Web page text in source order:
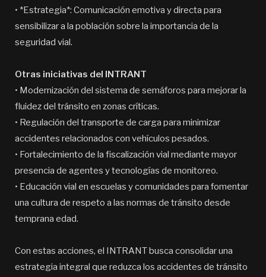
• *Estrategia*: Comunicación emotiva y directa para
sensibilizar a la población sobre la importancia de la
seguridad vial.
Otras iniciativas del INTRANT
• Modernización del sistema de semáforos para mejorar la
fluidez del tránsito en zonas críticas.
• Regulación del transporte de carga para minimizar
accidentes relacionados con vehículos pesados.
• Fortalecimiento de la fiscalización vial mediante mayor
presencia de agentes y tecnologías de monitoreo.
• Educación vial en escuelas y comunidades para fomentar
una cultura de respeto a las normas de tránsito desde
temprana edad.
Con estas acciones, el INTRANT busca consolidar una
estrategia integral que reduzca los accidentes de tránsito